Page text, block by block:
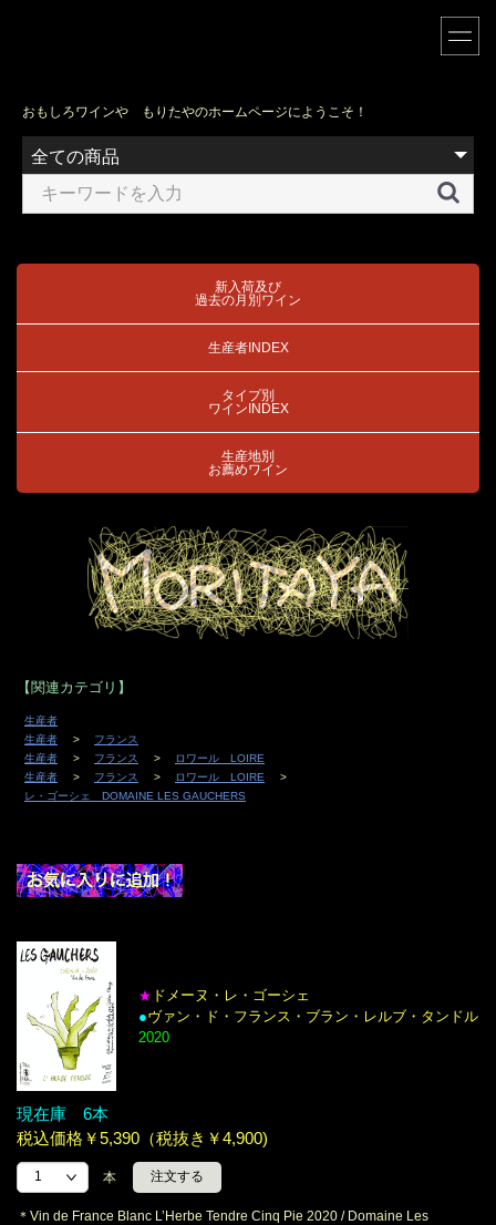
おもしろワインや もりたやのホームページにようこそ！
新入荷及び
過去の月別ワイン
生産者INDEX
タイプ別
ワインINDEX
生産地別
お薦めワイン
【関連カテゴリ】
生産者
生産者
フランス
生産者
フランス
ロワール LOIRE
生産者
フランス
ロワール LOIRE
レ・ゴーシェ DOMAINE LES GAUCHERS
★ ドメーヌ・レ・ゴーシェ
●ヴァン・ド・フランス・ブラン・レルブ・タンドル
2020
現在庫 6本
税込価格￥5,390（税抜き￥4,900)
本
＊Vin de France Blanc L’Herbe Tendre Cinq Pie 2020 / Domaine Les